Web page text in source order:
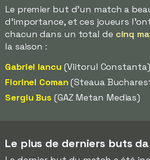
Le premier but d'un match a
d'importance, et ces joueurs
chacun dans un total de cinq
la saison :
Gabriel Iancu (Viitorul Constanta)
Florinel Coman (Steaua
Sergiu Bus (GAZ Metan Medias)
Le plus de derniers buts